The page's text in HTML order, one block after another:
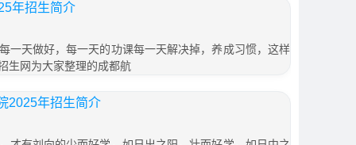
年招生简介
一天做好，每一天的功课每一天解决掉，养成习惯，这样
生网为大家整理的成都航
2025年招生简介